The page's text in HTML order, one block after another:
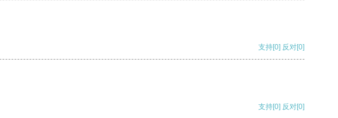
支持[0] 反对[0]
支持[0] 反对[0]